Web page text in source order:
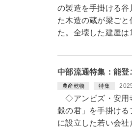
の製造を手掛ける
た木造の蔵が梁ご
た。全壊した建屋
中部流通特集：能
農産乾物 特集
◇アンビズ・安用
穀の君」を手掛ける
に設立した若い会